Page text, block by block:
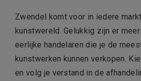
Zwendel komt voor in iedere
kunstwereld. Gelukkig zijn er
eerlijke handelaren die je de
kunstwerken kunnen verkopen.
en volg je verstand in de